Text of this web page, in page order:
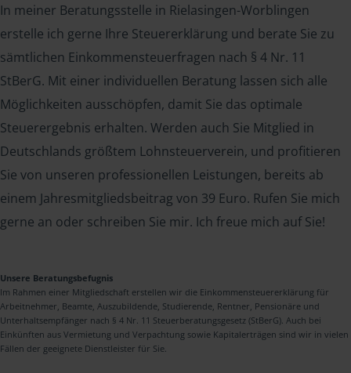
In meiner Beratungsstelle in Rielasingen-Worblingen
erstelle ich gerne Ihre Steuererklärung und berate Sie zu
sämtlichen Einkommensteuerfragen nach § 4 Nr. 11
StBerG. Mit einer individuellen Beratung lassen sich alle
Möglichkeiten ausschöpfen, damit Sie das optimale
Steuerergebnis erhalten. Werden auch Sie Mitglied in
Deutschlands größtem Lohnsteuerverein, und profitieren
Sie von unseren professionellen Leistungen, bereits ab
einem Jahresmitgliedsbeitrag von 39 Euro. Rufen Sie mich
gerne an oder schreiben Sie mir. Ich freue mich auf Sie!
Unsere Beratungsbefugnis
Im Rahmen einer Mitgliedschaft erstellen wir die Einkommensteuererklärung für
Arbeitnehmer, Beamte, Auszubildende, Studierende, Rentner, Pensionäre und
Unterhaltsempfänger nach § 4 Nr. 11 Steuerberatungsgesetz (StBerG). Auch bei
Einkünften aus Vermietung und Verpachtung sowie Kapitalerträgen sind wir in vielen
Fällen der geeignete Dienstleister für Sie.